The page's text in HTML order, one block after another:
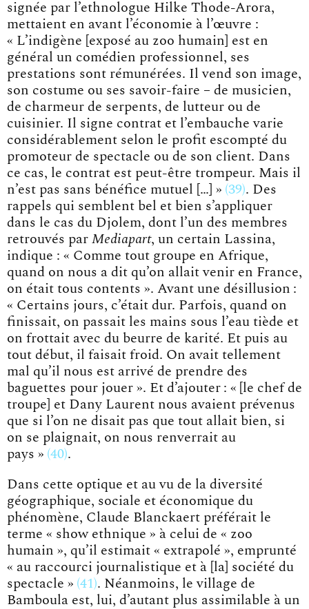
signée par l’ethnologue Hilke Thode-Arora,
mettaient en avant l’économie à l’œuvre :
« L’indigène [exposé au zoo humain] est en
général un comédien professionnel, ses
prestations sont rémunérées. Il vend son image,
son costume ou ses savoir-faire – de musicien,
de charmeur de serpents, de lutteur ou de
cuisinier. Il signe contrat et l’embauche varie
considérablement selon le profit escompté du
promoteur de spectacle ou de son client. Dans
ce cas, le contrat est peut-être trompeur. Mais il
n’est pas sans bénéfice mutuel […] » 39 . Des
rappels qui semblent bel et bien s’appliquer
dans le cas du Djolem, dont l’un des membres
retrouvés par Mediapart, un certain Lassina,
indique : « Comme tout groupe en Afrique,
quand on nous a dit qu’on allait venir en France,
on était tous contents ». Avant une désillusion :
« Certains jours, c’était dur. Parfois, quand on
finissait, on passait les mains sous l’eau tiède et
on frottait avec du beurre de karité. Et puis au
tout début, il faisait froid. On avait tellement
mal qu’il nous est arrivé de prendre des
baguettes pour jouer ». Et d’ajouter : « [le chef de
troupe] et Dany Laurent nous avaient prévenus
que si l’on ne disait pas que tout allait bien, si
on se plaignait, on nous renverrait au
pays » 40 .
Dans cette optique et au vu de la diversité
géographique, sociale et économique du
phénomène, Claude Blanckaert préférait le
terme « show ethnique » à celui de « zoo
humain », qu’il estimait « extrapolé », emprunté
« au raccourci journalistique et à [la] société du
spectacle » 41 . Néanmoins, le village de
Bamboula est, lui, d’autant plus assimilable à un